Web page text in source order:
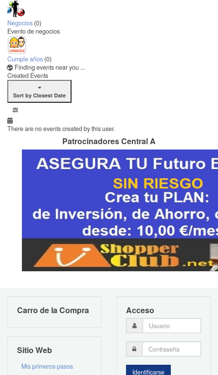
Negocios (0)
Evento de negocios
Cumple años (0)
Finding events near you ...
Created Events
Sort by Closest Date
There are no events created by this user.
Patrocinadores Central A
Carro de la Compra
Sitio Web
Mis primeros pasos
Acceso